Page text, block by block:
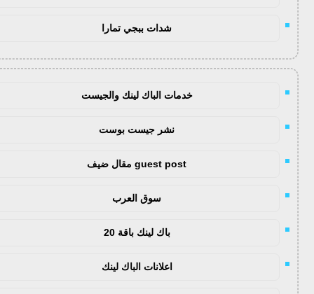
شدات ببجي تمارا
خدمات الباك لينك والجيست
نشر جيست بوست
guest post مقال ضيف
سوق العرب
باك لينك باقة 20
اعلانات الباك لينك